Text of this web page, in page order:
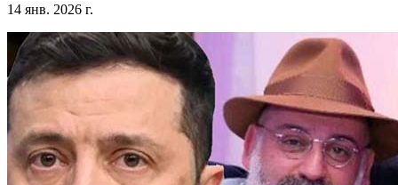
14 янв. 2026 г.